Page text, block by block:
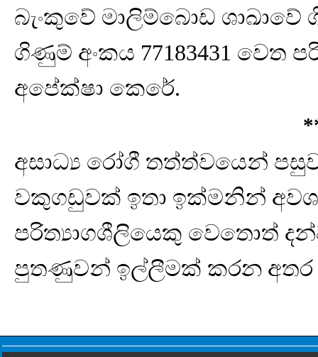
බැංකුවේ මාලිම්බොඩ
ගිණුම් අංකය 77183431 වෙත
අපේක්ෂා කෙරේ.
අසාධ්‍ය රෝගී තත්ත්වයෙන්
වකුගඩුවක් ඉතා ඉක්මනින්
පරිත්‍යාගශීලියෙකු වෙතොත්
පුතණුවන් ඉල්ලීමක් කරන අතර